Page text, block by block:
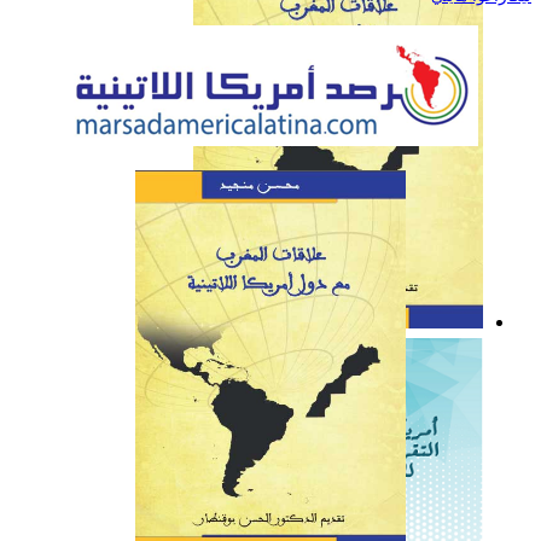
كتاب: علاقات المغرب مع
دول أمريكا اللاتينية